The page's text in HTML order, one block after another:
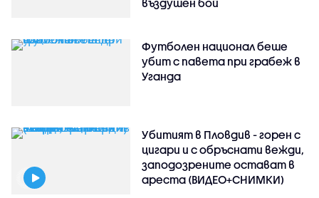
въздушен бой
Футболен национал беше
убит с павета при грабеж в
Уганда
Убитият в Пловдив - горен с
цигари и с обръснати вежди,
заподозрените остават в
ареста (ВИДЕО+СНИМКИ)